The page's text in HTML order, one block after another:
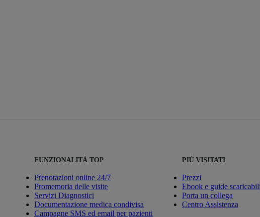
FUNZIONALITÀ TOP
Prenotazioni online 24/7
Promemoria delle visite
Servizi Diagnostici
Documentazione medica condivisa
Campagne SMS ed email per pazienti
PIÙ VISITATI
Prezzi
Ebook e guide scaricabili
Porta un collega
Centro Assistenza